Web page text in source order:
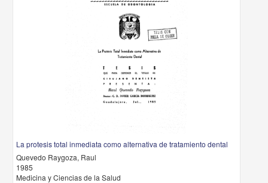
La protesis total inmediata como alternativa de tratamiento dental
Quevedo Raygoza, Raul
1985
Medicina y Ciencias de la Salud